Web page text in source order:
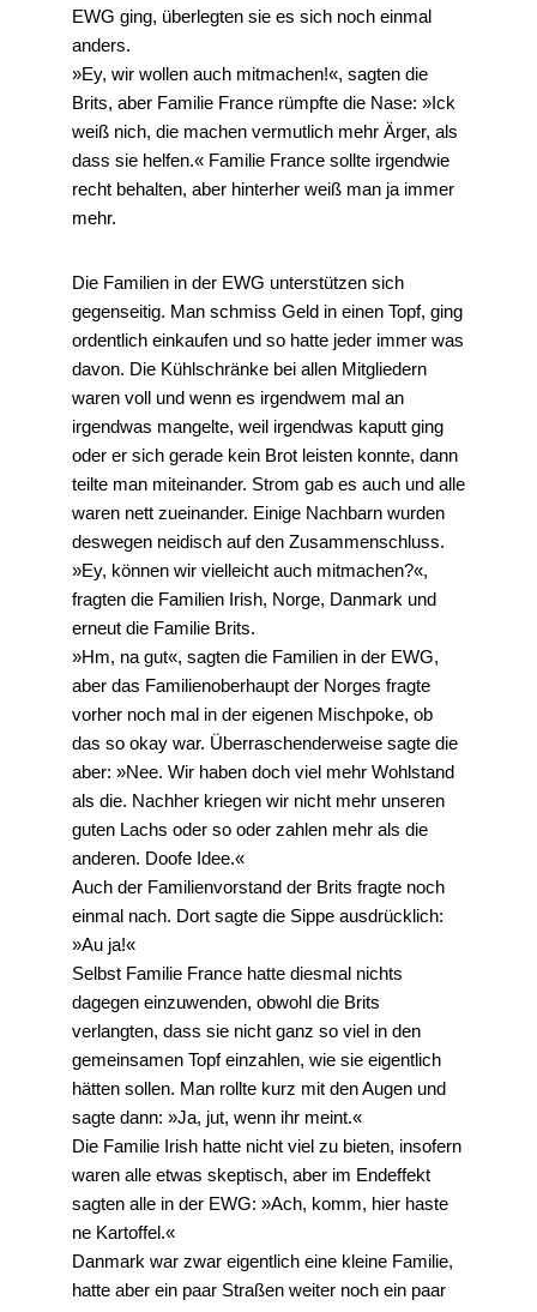
EWG ging, überlegten sie es sich noch einmal
anders.
»Ey, wir wollen auch mitmachen!«, sagten die
Brits, aber Familie France rümpfte die Nase: »Ick
weiß nich, die machen vermutlich mehr Ärger, als
dass sie helfen.« Familie France sollte irgendwie
recht behalten, aber hinterher weiß man ja immer
mehr.
Die Familien in der EWG unterstützen sich
gegenseitig. Man schmiss Geld in einen Topf, ging
ordentlich einkaufen und so hatte jeder immer was
davon. Die Kühlschränke bei allen Mitgliedern
waren voll und wenn es irgendwem mal an
irgendwas mangelte, weil irgendwas kaputt ging
oder er sich gerade kein Brot leisten konnte, dann
teilte man miteinander. Strom gab es auch und alle
waren nett zueinander. Einige Nachbarn wurden
deswegen neidisch auf den Zusammenschluss.
»Ey, können wir vielleicht auch mitmachen?«,
fragten die Familien Irish, Norge, Danmark und
erneut die Familie Brits.
»Hm, na gut«, sagten die Familien in der EWG,
aber das Familienoberhaupt der Norges fragte
vorher noch mal in der eigenen Mischpoke, ob
das so okay war. Überraschenderweise sagte die
aber: »Nee. Wir haben doch viel mehr Wohlstand
als die. Nachher kriegen wir nicht mehr unseren
guten Lachs oder so oder zahlen mehr als die
anderen. Doofe Idee.«
Auch der Familienvorstand der Brits fragte noch
einmal nach. Dort sagte die Sippe ausdrücklich:
»Au ja!«
Selbst Familie France hatte diesmal nichts
dagegen einzuwenden, obwohl die Brits
verlangten, dass sie nicht ganz so viel in den
gemeinsamen Topf einzahlen, wie sie eigentlich
hätten sollen. Man rollte kurz mit den Augen und
sagte dann: »Ja, jut, wenn ihr meint.«
Die Familie Irish hatte nicht viel zu bieten, insofern
waren alle etwas skeptisch, aber im Endeffekt
sagten alle in der EWG: »Ach, komm, hier haste
ne Kartoffel.«
Danmark war zwar eigentlich eine kleine Familie,
hatte aber ein paar Straßen weiter noch ein paar